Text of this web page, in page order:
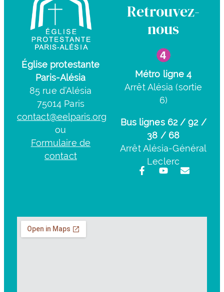
Église protestante
Paris-Alésia
85 rue d’Alésia
75014 Paris
contact@eelparis.org
ou
Formulaire de
contact
Retrouvez-
nous
Métro ligne 4
Arrêt Alésia (sortie
6)
Bus lignes 62 / 92 /
38 / 68
Arrêt Alésia-Général
Leclerc